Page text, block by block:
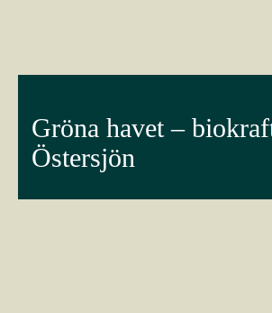
Gröna havet –
Östersjön